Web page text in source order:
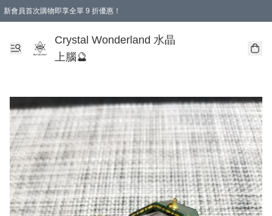
新會員首次購物即享全單 9 折優惠！
Crystal Wonderland 水晶
上腦🔮